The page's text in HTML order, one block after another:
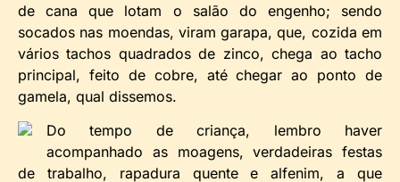
de cana que lotam o salão do engenho; sendo
socados nas moendas, viram garapa, que, cozida em
vários tachos quadrados de zinco, chega ao tacho
principal, feito de cobre, até chegar ao ponto de
gamela, qual dissemos.
Do tempo de criança, lembro haver
acompanhado as moagens, verdadeiras festas
de trabalho, rapadura quente e alfenim, a que